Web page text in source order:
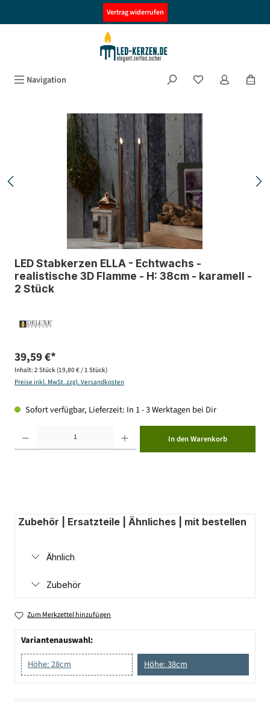
Vertrag widerrufen
Navigation
Bildergalerie überspringen
LED Stabkerzen ELLA - Echtwachs -
realistische 3D Flamme - H: 38cm - karamell -
2 Stück
39,59 €*
Inhalt: 2 Stück (19,80 € / 1 Stück)
Preise inkl. MwSt. zzgl. Versandkosten
Sofort verfügbar, Lieferzeit: In 1 - 3 Werktagen bei Dir
In den Warenkorb
Zubehör | Ersatzteile | Ähnliches | mit bestellen
Ähnlich
Zubehör
Zum Merkzettel hinzufügen
Variantenauswahl:
Höhe: 28cm
Höhe: 38cm